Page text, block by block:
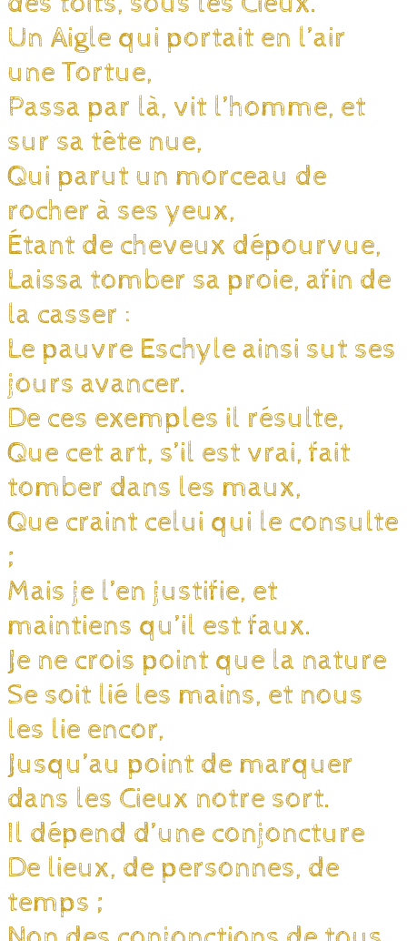
Un Aigle qui portait en l’air
une Tortue,
Passa par là, vit l’homme, et
sur sa tête nue,
Qui parut un morceau de
rocher à ses yeux,
Étant de cheveux dépourvue,
Laissa tomber sa proie, afin de
la casser :
Le pauvre Eschyle ainsi sut ses
jours avancer.
De ces exemples il résulte,
Que cet art, s’il est vrai, fait
tomber dans les maux,
Que craint celui qui le consulte
;
Mais je l’en justifie, et
maintiens qu’il est faux.
Je ne crois point que la nature
Se soit lié les mains, et nous
les lie encor,
Jusqu’au point de marquer
dans les Cieux notre sort.
Il dépend d’une conjoncture
De lieux, de personnes, de
temps ;